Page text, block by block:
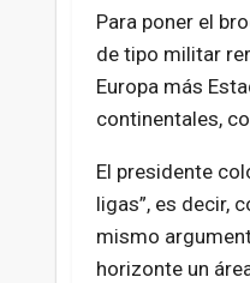
Para poner el
de tipo militar
Europa más
continentales,
El presidente
ligas”, es decir,
mismo
horizonte un